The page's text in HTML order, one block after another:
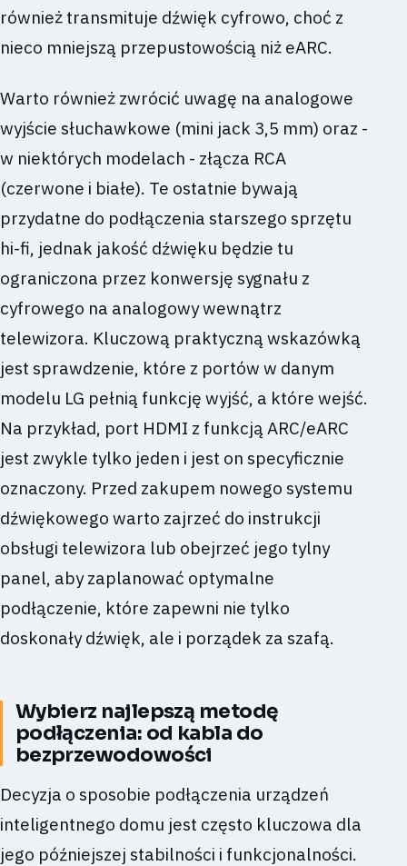
również transmituje dźwięk cyfrowo, choć z
nieco mniejszą przepustowością niż eARC.
Warto również zwrócić uwagę na analogowe
wyjście słuchawkowe (mini jack 3,5 mm) oraz -
w niektórych modelach - złącza RCA
(czerwone i białe). Te ostatnie bywają
przydatne do podłączenia starszego sprzętu
hi-fi, jednak jakość dźwięku będzie tu
ograniczona przez konwersję sygnału z
cyfrowego na analogowy wewnątrz
telewizora. Kluczową praktyczną wskazówką
jest sprawdzenie, które z portów w danym
modelu LG pełnią funkcję wyjść, a które wejść.
Na przykład, port HDMI z funkcją ARC/eARC
jest zwykle tylko jeden i jest on specyficznie
oznaczony. Przed zakupem nowego systemu
dźwiękowego warto zajrzeć do instrukcji
obsługi telewizora lub obejrzeć jego tylny
panel, aby zaplanować optymalne
podłączenie, które zapewni nie tylko
doskonały dźwięk, ale i porządek za szafą.
Wybierz najlepszą metodę
podłączenia: od kabla do
bezprzewodowości
Decyzja o sposobie podłączenia urządzeń
inteligentnego domu jest często kluczowa dla
jego późniejszej stabilności i funkcjonalności.